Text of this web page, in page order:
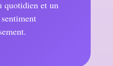
quotidien et un